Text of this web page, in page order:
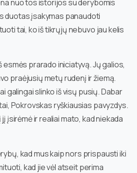
nuo tos istorijos su derybomis
duotas įsakymas panaudoti
tai, ko iš tikrųjų nebuvo jau kelis
esmės prarado iniciatyvą. Jų galios,
praėjusių metų rudenį ir žiemą.
galingai slinko iš visų pusių. Dabar
Pokrovskas ryškiausias pavyzdys.
jį įsirėmė ir realiai mato, kad niekada
kad mus kaip nors prispausti iki
kad jie vėl atseit perima